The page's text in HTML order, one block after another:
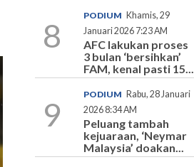
8
PODIUM Khamis, 29
Januari 2026 7:23 AM
AFC lakukan proses
3 bulan ‘bersihkan’
FAM, kenal pasti 15...
9
PODIUM Rabu, 28 Januari
2026 8:34 AM
Peluang tambah
kejuaraan, ‘Neymar
Malaysia’ doakan...